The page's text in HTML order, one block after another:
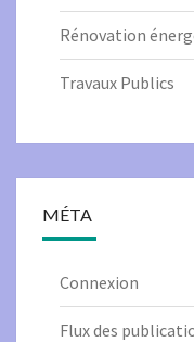
Rénovation
Travaux Publics
MÉTA
Connexion
Flux des